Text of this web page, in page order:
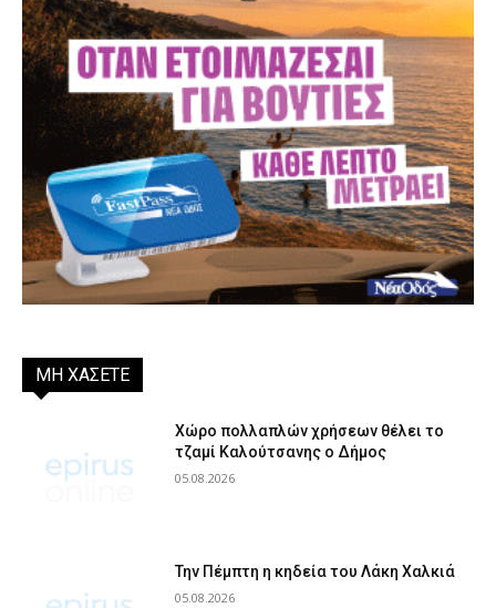
ΜΗ ΧΑΣΕΤΕ
Χώρο πολλαπλών χρήσεων θέλει το
τζαμί Καλούτσανης ο Δήμος
05.08.2026
Την Πέμπτη η κηδεία του Λάκη Χαλκιά
05.08.2026